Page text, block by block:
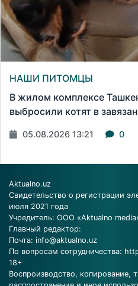
НАШИ ПИТОМЦЫ
В жилом комплексе
выбросили котят в
05.08.2026 13:21 0
Aktualno.uz
Свидетельство о регистрации
июля 2021 года
Учредитель: ООО «Aktualno
Главный редактор:
Почта: info@aktualno.uz
По вопросам сотрудничества:
18+
Воспроизводство, копирование,